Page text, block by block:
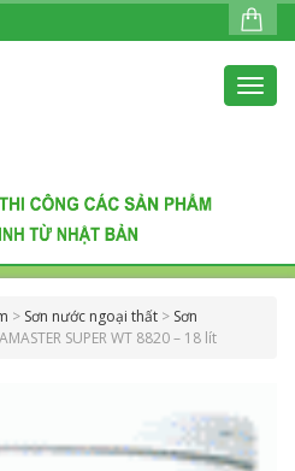
> Sơn nước ngoại thất > Sơn
SUPER WT 8820 – 18 lít